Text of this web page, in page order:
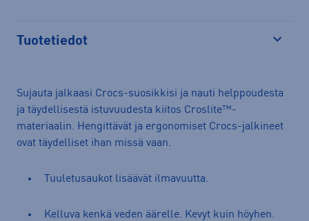
Tuotetiedot
Sujauta jalkaasi Crocs-suosikkisi ja nauti helppoudesta
ja täydellisestä istuvuudesta kiitos Croslite™-
materiaalin. Hengittävät ja ergonomiset Crocs-jalkineet
ovat täydelliset ihan missä vaan.
Tuuletusaukot lisäävät ilmavuutta.
Kelluva kenkä veden äärelle. Kevyt kuin höyhen.